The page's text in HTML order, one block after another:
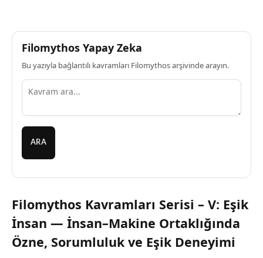
Filomythos Yapay Zeka
Bu yazıyla bağlantılı kavramları Filomythos arşivinde arayın.
ARA
Filomythos Kavramları Serisi – V: Eşik
İnsan — İnsan–Makine Ortaklığında
Özne, Sorumluluk ve Eşik Deneyimi